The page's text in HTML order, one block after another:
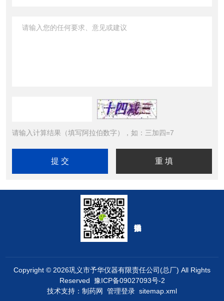
请输入计算结果（填写阿拉伯数字），如：三加四=7
Copyright © 2026巩义市予华仪器有限责任公司(总厂) All Rights
Reserved 豫ICP备09027093号-2
技术支持： 制药网 管理登录 sitemap.xml